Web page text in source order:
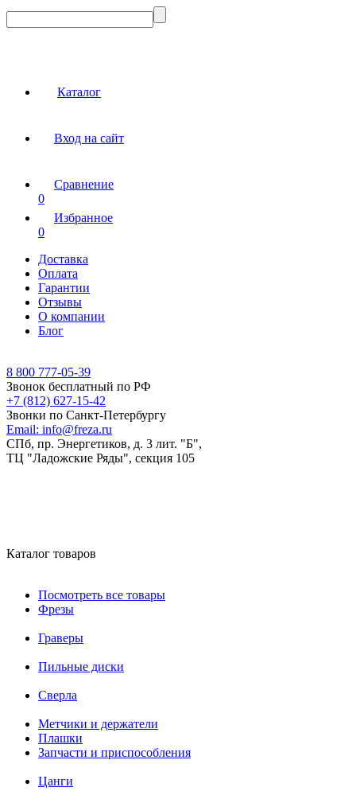
Каталог
Вход на сайт
Сравнение
0
Избранное
0
Доставка
Оплата
Гарантии
Отзывы
О компании
Блог
8 800 777-05-39
Звонок бесплатный по РФ
+7 (812) 627-15-42
Звонки по Санкт-Петербургу
Email: info@freza.ru
СПб, пр. Энергетиков, д. 3 лит. "Б",
ТЦ "Ладожские Ряды", секция 105
Каталог товаров
Посмотреть все товары
Фрезы
Граверы
Пильные диски
Сверла
Метчики и держатели
Плашки
Запчасти и приспособления
Цанги